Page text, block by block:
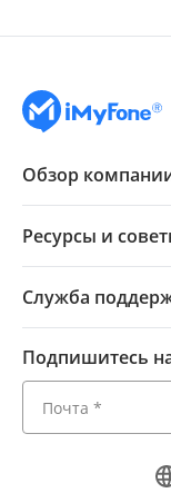
Обзор
Ресурсы и
Служба
Подпишитесь